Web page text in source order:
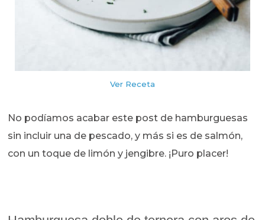
Ver Receta
No podíamos acabar este post de hamburguesas
sin incluir una de pescado, y más si es de salmón,
con un toque de limón y jengibre. ¡Puro placer!